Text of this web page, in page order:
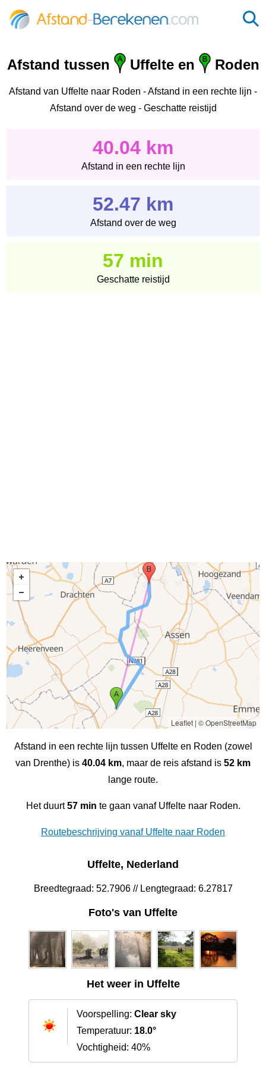
Afstand tussen Uffelte en Roden
Afstand van Uffelte naar Roden - Afstand in een rechte lijn -
Afstand over de weg - Geschatte reistijd
40.04 km
Afstand in een rechte lijn
52.47 km
Afstand over de weg
57 min
Geschatte reistijd
Leaflet| © OpenStreetMap
Afstand in een rechte lijn tussen Uffelte en Roden (zowel
van Drenthe) is 40.04 km, maar de reis afstand is 52 km
lange route.
Het duurt57 min te gaan vanaf Uffelte naar Roden.
Routebeschrijving vanaf Uffelte naar Roden
Uffelte, Nederland
Breedtegraad: 52.7906 // Lengtegraad: 6.27817
Foto's van Uffelte
Het weer in Uffelte
Voorspelling: Clear sky
Temperatuur: 18.0°
Vochtigheid: 40%